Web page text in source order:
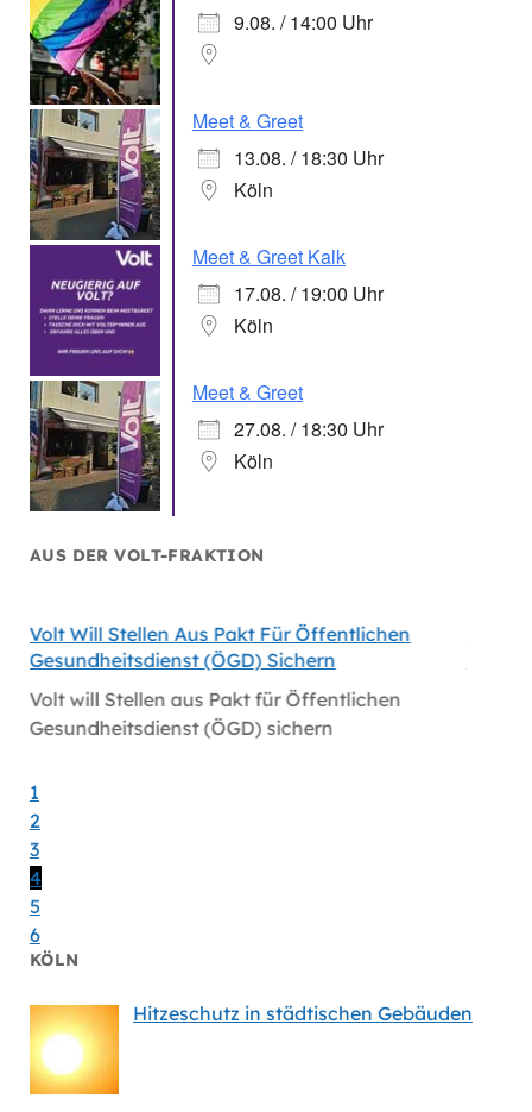
9.08. / 14:00 Uhr
Meet & Greet
13.08. / 18:30 Uhr
Köln
Meet & Greet Kalk
17.08. / 19:00 Uhr
Köln
Meet & Greet
27.08. / 18:30 Uhr
Köln
AUS DER VOLT-FRAKTION
Volt Will Stellen Aus Pakt Für Öffentlichen
Gesundheitsdienst (ÖGD) Sichern
Volt will Stellen aus Pakt für Öffentlichen
Gesundheitsdienst (ÖGD) sichern
1
2
3
4
5
6
KÖLN
Hitzeschutz in städtischen Gebäuden